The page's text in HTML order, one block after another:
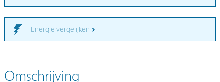
Energie vergelijken
Omschrijving